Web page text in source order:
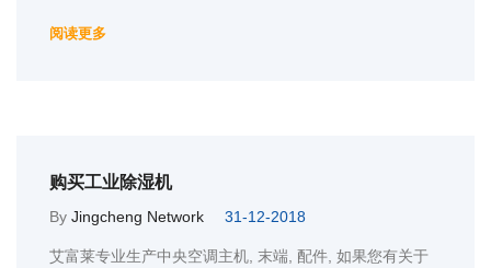
阅读更多
购买工业除湿机
By Jingcheng Network 31-12-2018
艾富莱专业生产中央空调主机, 末端, 配件, 如果您有关于